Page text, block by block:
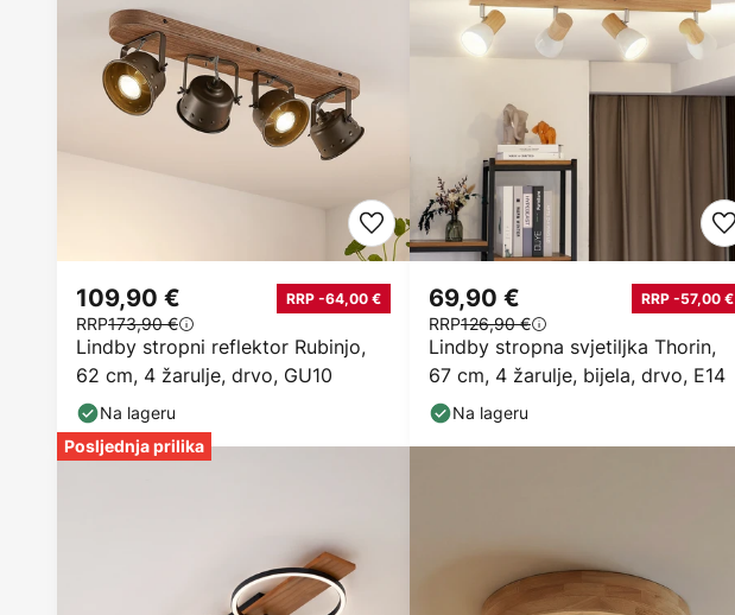
Lindby stropni reflektor Rubinjo,
62 cm, 4 žarulje, drvo, GU10
109,90 € RRP -64,00 €
RRP173,90 €
Na lageru
Lindby stropna svjetiljka Thorin,
67 cm, 4 žarulje, bijela, drvo, E14
69,90 € RRP -57,00 €
RRP126,90 €
Na lageru
Posljednja prilika